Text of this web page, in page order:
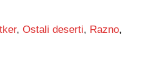
, Ostali deserti, Razno,